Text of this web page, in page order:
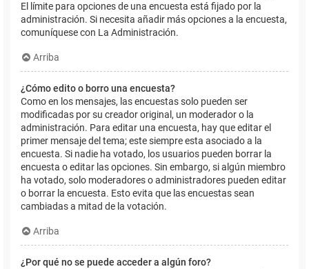
El límite para opciones de una encuesta está fijado por la
administración. Si necesita añadir más opciones a la encuesta,
comuníquese con La Administración.
Arriba
¿Cómo edito o borro una encuesta?
Como en los mensajes, las encuestas solo pueden ser
modificadas por su creador original, un moderador o la
administración. Para editar una encuesta, hay que editar el
primer mensaje del tema; este siempre esta asociado a la
encuesta. Si nadie ha votado, los usuarios pueden borrar la
encuesta o editar las opciones. Sin embargo, si algún miembro
ha votado, solo moderadores o administradores pueden editar
o borrar la encuesta. Esto evita que las encuestas sean
cambiadas a mitad de la votación.
Arriba
¿Por qué no se puede acceder a algún foro?